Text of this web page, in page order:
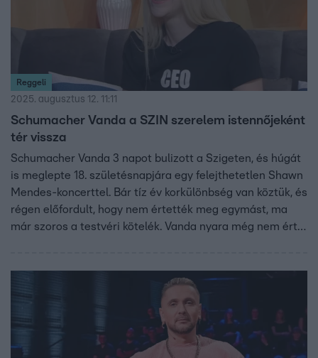
Reggeli
2025. augusztus 12. 11:11
Schumacher Vanda a SZIN szerelem istennőjeként
tér vissza
Schumacher Vanda 3 napot bulizott a Szigeten, és húgát
is meglepte 18. születésnapjára egy felejthetetlen Shawn
Mendes-koncerttel. Bár tíz év korkülönbség van köztük, és
régen előfordult, hogy nem értették meg egymást, ma
már szoros a testvéri kötelék. Vanda nyara még nem ért
divattippeket ad, és idén a fesztivál szerelem
istennőjeként gondoskodik arról, hogy a látogatók